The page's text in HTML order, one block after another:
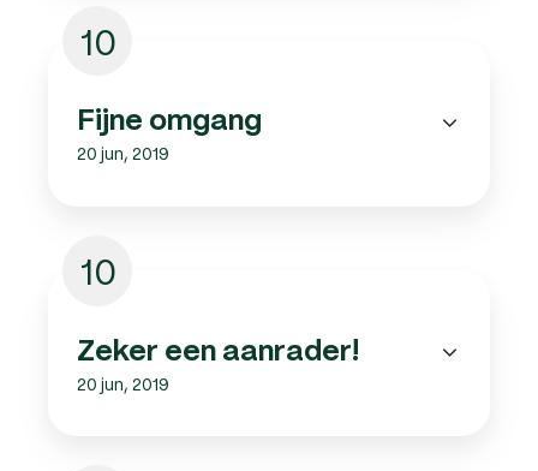
10
Fijne omgang
20 jun, 2019
10
Zeker een aanrader!
20 jun, 2019